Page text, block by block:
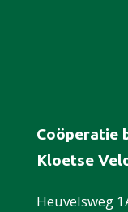
Coöperatie
Kloetse
Heuvelsweg